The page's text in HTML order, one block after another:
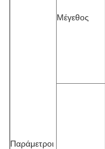
Παράμετροι
Μέγεθος